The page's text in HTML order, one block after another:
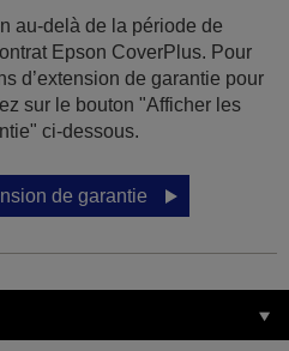
au-delà de la période de
Epson CoverPlus. Pour
d’extension de garantie pour
sur le bouton "Afficher les
ci-dessous.
de garantie